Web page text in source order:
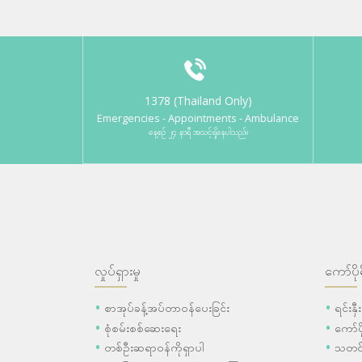
1378 (Thailand Only)
Emergencies - Appointments - Ambulance
နေ့စဉ် ၂၄ နာရီ အသင့်ရှိနေပါသည်။
လှုပ်ရှားမှု
စာအုပ်ခန့်အပ်တာဝန်ပေးခြင်း
စုံစမ်းစစ်ဆေးရေး
တစ်ဦးဆရာဝန်ကိုရှာပါ
ကော်
ရင်း
ကေ
သတင်